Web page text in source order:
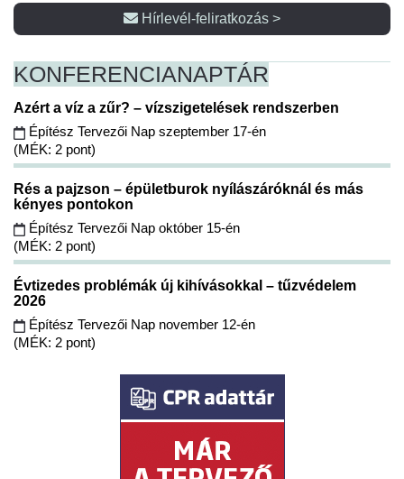
Hírlevél-feliratkozás >
KONFERENCIANAPTÁR
Azért a víz a zűr? – vízszigetelések rendszerben
Építész Tervezői Nap szeptember 17-én
(MÉK: 2 pont)
Rés a pajzson – épületburok nyílászáróknál és más
kényes pontokon
Építész Tervezői Nap október 15-én
(MÉK: 2 pont)
Évtizedes problémák új kihívásokkal – tűzvédelem
2026
Építész Tervezői Nap november 12-én
(MÉK: 2 pont)